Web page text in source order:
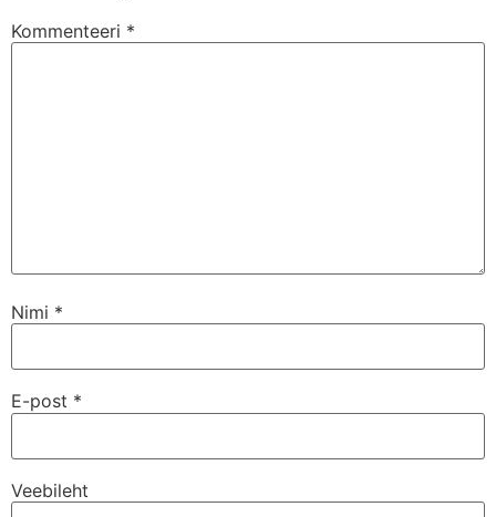
Kommenteeri *
Nimi *
E-post *
Veebileht